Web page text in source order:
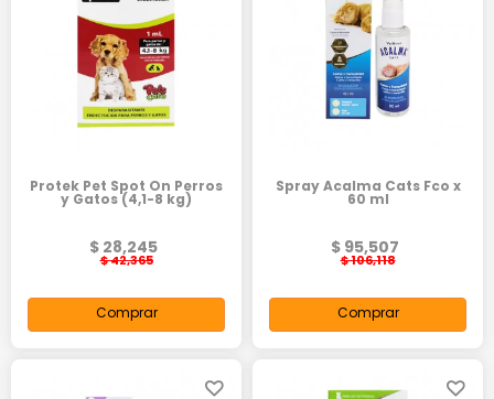
Protek Pet Spot On Perros
y Gatos (4,1-8 kg)
$ 28,245
$ 42,365
Comprar
Spray Acalma Cats Fco x
60 ml
$ 95,507
$ 106,118
Comprar